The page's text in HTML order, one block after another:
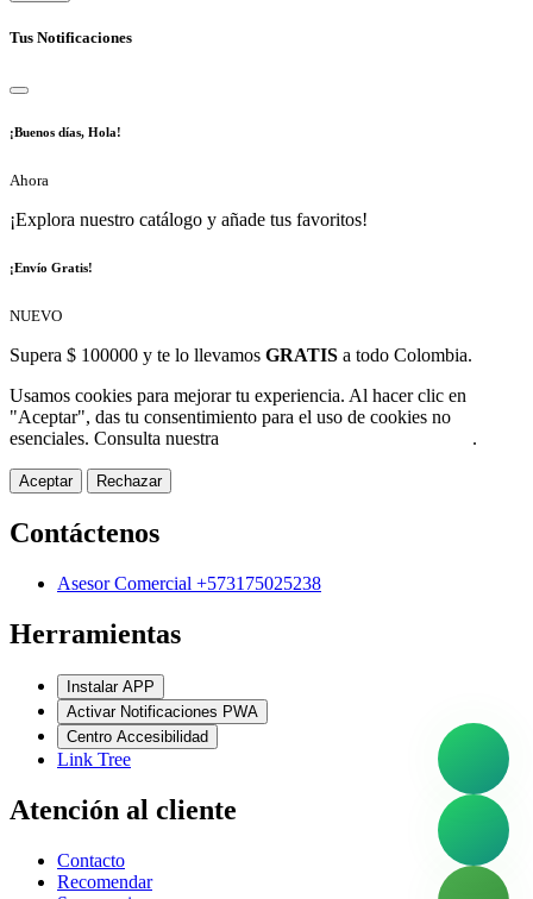
Tus Notificaciones
¡Buenos días, Hola!
Ahora
¡Explora nuestro catálogo y añade tus favoritos!
¡Envío Gratis!
NUEVO
Supera $ 100000 y te lo llevamos GRATIS a todo Colombia.
Usamos cookies para mejorar tu experiencia. Al hacer clic en
"Aceptar", das tu consentimiento para el uso de cookies no
esenciales. Consulta nuestra
.
Aceptar Rechazar
Contáctenos
Asesor Comercial +573175025238
Herramientas
Instalar APP
Activar Notificaciones PWA
Centro Accesibilidad
Link Tree
Atención al cliente
Contacto
Recomendar